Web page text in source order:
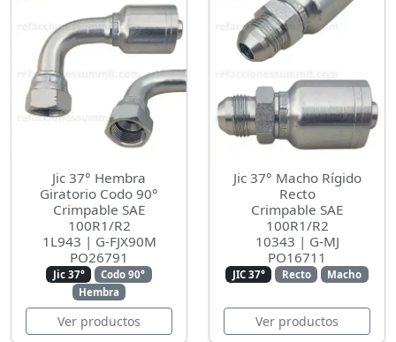
Jic 37° Hembra
Giratorio Codo 90°
Crimpable SAE
100R1/R2
1L943 | G-FJX90M
PO26791
Jic 37°
Codo 90°
Hembra
Ver productos
Jic 37° Macho Rígido
Recto
Crimpable SAE
100R1/R2
10343 | G-MJ
PO16711
JIC 37° Recto Macho
Ver productos